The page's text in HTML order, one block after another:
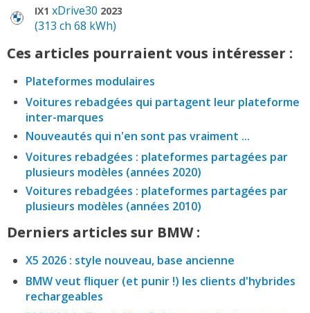
IX1 xDrive30 2023
(313 ch 68 kWh)
Ces articles pourraient vous intéresser :
Plateformes modulaires
Voitures rebadgées qui partagent leur plateforme
inter-marques
Nouveautés qui n'en sont pas vraiment ...
Voitures rebadgées : plateformes partagées par
plusieurs modèles (années 2020)
Voitures rebadgées : plateformes partagées par
plusieurs modèles (années 2010)
Derniers articles sur BMW :
X5 2026 : style nouveau, base ancienne
BMW veut fliquer (et punir !) les clients d'hybrides
rechargeables